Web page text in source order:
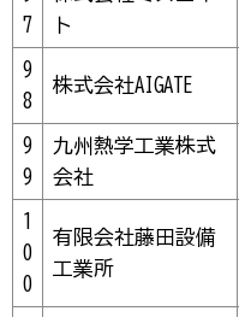
7
ト
9
8
株式会社AIGATE
9
9
九州熱学工業株式
会社
1
0
0
有限会社藤田設備
工業所